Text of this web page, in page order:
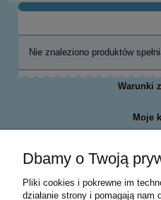
Nie znaleziono produktów
Warunki
Moje
edukacyjne :: Zestawy
Dbamy o Twoją
Pliki cookies i pokrewne im
działanie strony i pomagają nam